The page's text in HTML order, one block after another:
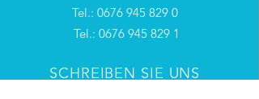
Tel.: 0676 945 829 0
Tel.: 0676 945 829 1
SCHREIBEN SIE UNS